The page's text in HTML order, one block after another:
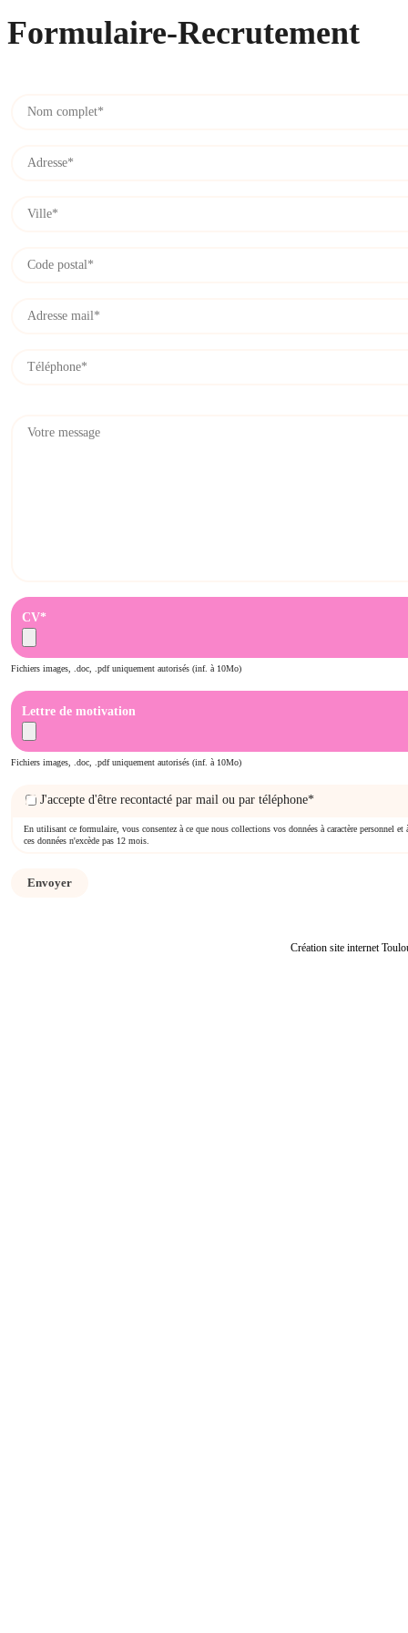
Formulaire-Recrutement
CV*
Fichiers images, .doc, .pdf uniquement autorisés (inf. à 10Mo)
Lettre de motivation
Fichiers images, .doc, .pdf uniquement autorisés (inf. à 10Mo)
J'accepte d'être recontacté par mail ou par téléphone*
En utilisant ce formulaire, vous consentez à ce que nous collections vos données à caractère personnel
ces données n'excède pas 12 mois.
Création site internet